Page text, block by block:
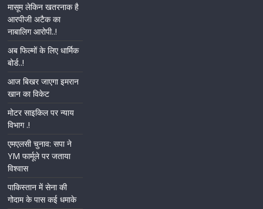
मासूम लेकिन खतरनाक है
आरपीजी अटैक का
नाबालिग आरोपी..!
अब फिल्मों के लिए धार्मिक
बोर्ड..!
आज बिखर जाएगा इमरान
खान का विकेट
मोटर साइकिल पर न्याय
विभाग .!
एमएलसी चुनाव: सपा ने
YM फार्मूले पर जताया
विश्वास
पाकिस्तान में सेना की
गोदाम के पास कई धमाके